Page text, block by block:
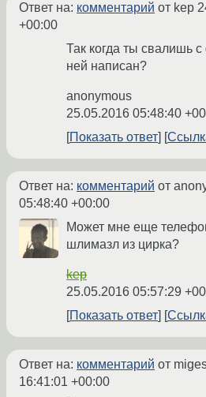
Ответ на: комментарий от kep
+00:00
Так когда ты свалишь
ней написан?
anonymous
25.05.2016 05:48:40
Показать ответ
Ответ на: комментарий от
05:48:40 +00:00
Может мне еще
шлимазл из цирка?
kep
25.05.2016 05:57:29
Показать ответ
Ответ на: комментарий от
16:41:01 +00:00